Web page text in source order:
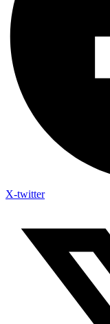
X-twitter